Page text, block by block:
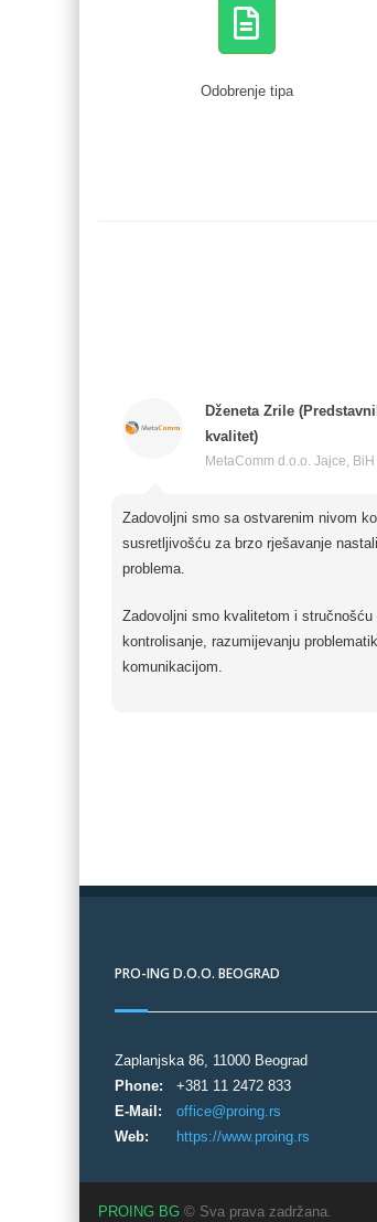
Odobrenje tipa
Dženeta Zrile
kvalitet)
MetaComm d.o.o. Jajce, BiH
Zadovoljni smo sa ostvarenim nivom
susretljivošću za brzo rješavanje
problema.
Zadovoljni smo kvalitetom i stručnošću
kontrolisanje, razumijevanju
komunikacijom.
PRO-ING D.O.O. BEOGRAD
Zaplanjska 86, 11000 Beograd
Phone:
+381 11 2472 833
E-Mail:
office@proing.rs
Web:
https://www.proing.rs
PROING BG © Sva prava zadržana.